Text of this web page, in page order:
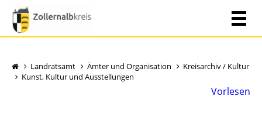
Landratsamt Ämter und Organisation
Kreisarchiv / Kultur
Kunst, Kultur und Ausstellungen
Vorlesen